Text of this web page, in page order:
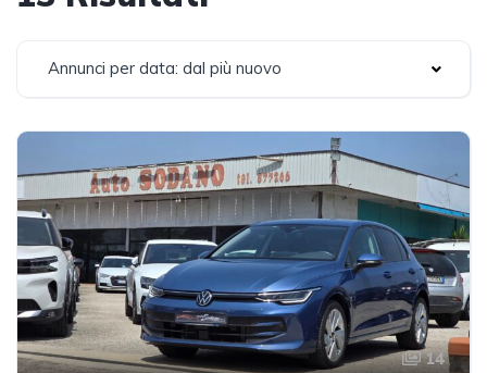
Annunci per data: dal più nuovo
14